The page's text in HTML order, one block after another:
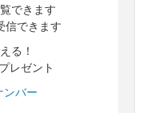
できます
信できます
る！
レゼント
ンバー